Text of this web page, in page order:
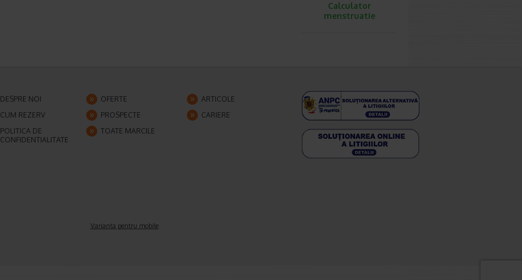
Calculator
menstruatie
DESPRE NOI OFERTE
ARTICOLE
CUM REZERV
PROSPECTE
CARIERE
POLITICA DE
CONFIDENTIALITATE
TOATE MARCILE
Varianta pentru mobile